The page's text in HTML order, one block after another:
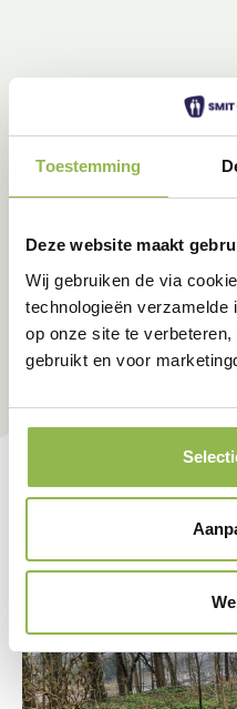
Toestemming
Deze website maakt
Wij gebruiken de via
technologieën verzamelde
op onze site te
gebruikt en voor